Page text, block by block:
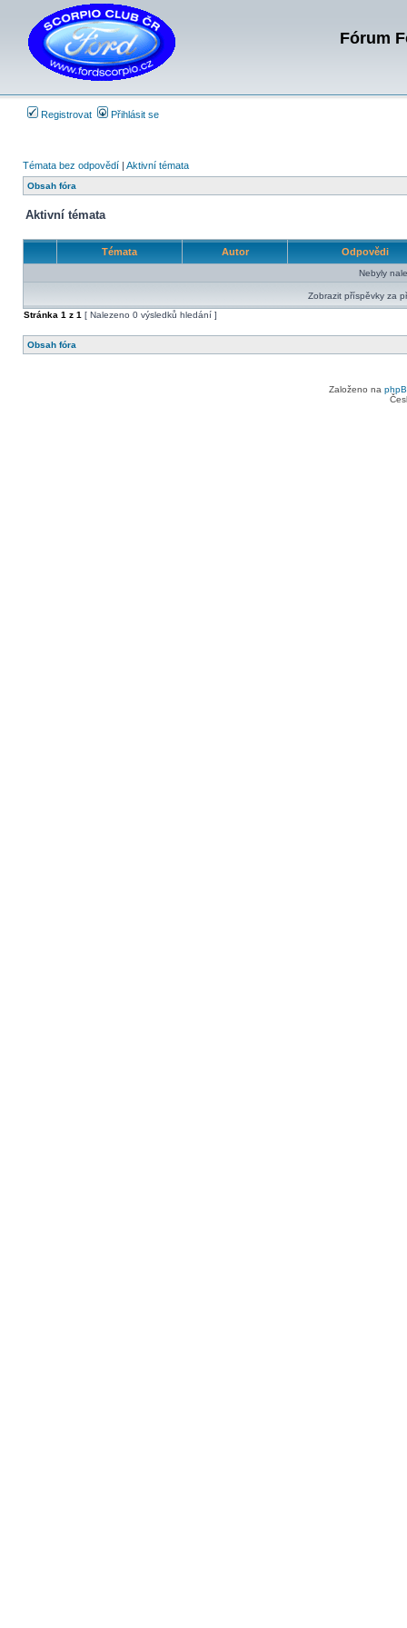
Fórum
Registrovat Přihlásit se
Témata bez odpovědí | Aktivní témata
Obsah fóra
Aktivní témata
Témata Autor Odpovědi
Nebyly
Zobrazit příspěvky za
Stránka 1 z 1 [ Nalezeno 0 výsledků hledání ]
Obsah fóra
Založeno na